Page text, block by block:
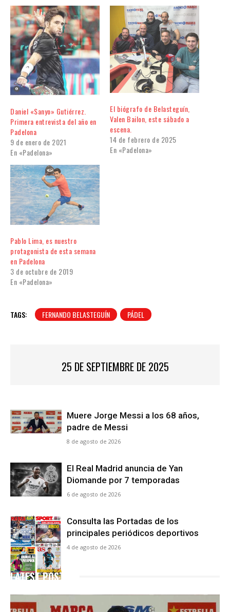
Daniel «Sanyo» Gutiérrez.
Primera entrevista del año en
Padelona
9 de enero de 2021
En «Padelona»
El biógrafo de Belasteguín,
Valen Bailon, este sábado a
escena.
14 de febrero de 2025
En «Padelona»
Pablo Lima, es nuestro
protagonista de esta semana
en Padelona
3 de octubre de 2019
En «Padelona»
TAGS: FERNANDO BELASTEGUÍN PÁDEL
25 DE SEPTIEMBRE DE 2025
Muere Jorge Messi a los 68 años,
padre de Messi
8 de agosto de 2026
El Real Madrid anuncia de Yan
Diomande por 7 temporadas
6 de agosto de 2026
Consulta las Portadas de los
principales periódicos deportivos
4 de agosto de 2026
LATEST POSTS